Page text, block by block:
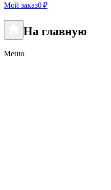
Мой заказ0 ₽
На главную
Меню